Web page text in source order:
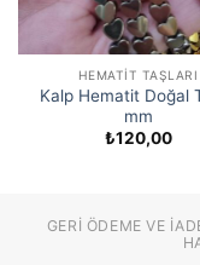
HEMATIT TAŞLARI
Kalp Hematit Doğal
mm
₺120,00
GERI ÖDEME VE